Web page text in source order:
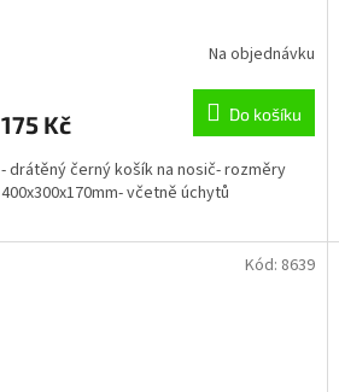
Na objednávku
175 Kč Do košíku
- drátěný černý košík na nosič- rozměry
400x300x170mm- včetně úchytů
Kód: 8639